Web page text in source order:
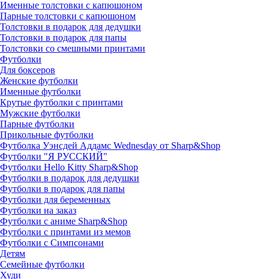
Именные толстовки с капюшоном
Парные толстовки с капюшоном
Толстовки в подарок для дедушки
Толстовки в подарок для папы
Толстовки со смешными принтами
Футболки
Для боксеров
Женские футболки
Именные футболки
Крутые футболки с принтами
Мужские футболки
Парные футболки
Прикольные футболки
Футболка Уэнсдей Аддамс Wednesday от Sharp&Shop
Футболки "Я РУССКИЙ"
Футболки Hello Kitty Sharp&Shop
Футболки в подарок для дедушки
Футболки в подарок для папы
Футболки для беременных
Футболки на заказ
Футболки с аниме Sharp&Shop
Футболки с принтами из мемов
Футболки с Симпсонами
Детям
Семейные футболки
Худи